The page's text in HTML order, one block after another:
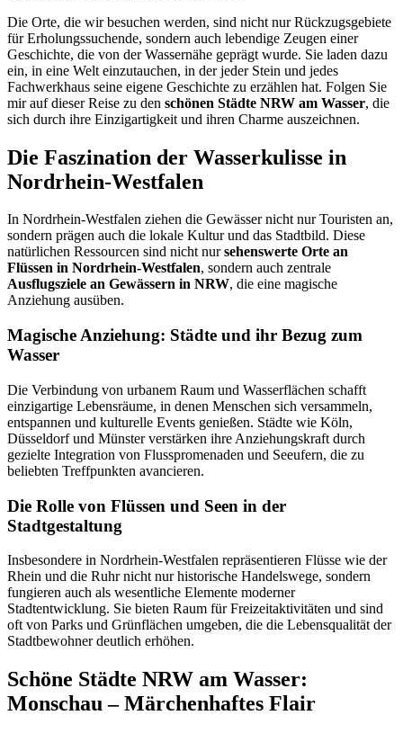
Die Orte, die wir besuchen werden, sind nicht nur Rückzugsgebiete
für Erholungssuchende, sondern auch lebendige Zeugen einer
Geschichte, die von der Wassernähe geprägt wurde. Sie laden dazu
ein, in eine Welt einzutauchen, in der jeder Stein und jedes
Fachwerkhaus seine eigene Geschichte zu erzählen hat. Folgen Sie
mir auf dieser Reise zu den schönen Städte NRW am Wasser, die
sich durch ihre Einzigartigkeit und ihren Charme auszeichnen.
Die Faszination der Wasserkulisse in
Nordrhein-Westfalen
In Nordrhein-Westfalen ziehen die Gewässer nicht nur Touristen an,
sondern prägen auch die lokale Kultur und das Stadtbild. Diese
natürlichen Ressourcen sind nicht nursehenswerte Orte an
Flüssen in Nordrhein-Westfalen, sondern auch zentrale
Ausflugsziele an Gewässern in NRW, die eine magische
Anziehung ausüben.
Magische Anziehung: Städte und ihr Bezug zum
Wasser
Die Verbindung von urbanem Raum und Wasserflächen schafft
einzigartige Lebensräume, in denen Menschen sich versammeln,
entspannen und kulturelle Events genießen. Städte wie Köln,
Düsseldorf und Münster verstärken ihre Anziehungskraft durch
gezielte Integration von Flusspromenaden und Seeufern, die zu
beliebten Treffpunkten avancieren.
Die Rolle von Flüssen und Seen in der
Stadtgestaltung
Insbesondere in Nordrhein-Westfalen repräsentieren Flüsse wie der
Rhein und die Ruhr nicht nur historische Handelswege, sondern
fungieren auch als wesentliche Elemente moderner
Stadtentwicklung. Sie bieten Raum für Freizeitaktivitäten und sind
oft von Parks und Grünflächen umgeben, die die Lebensqualität der
Stadtbewohner deutlich erhöhen.
Schöne Städte NRW am Wasser:
Monschau – Märchenhaftes Flair